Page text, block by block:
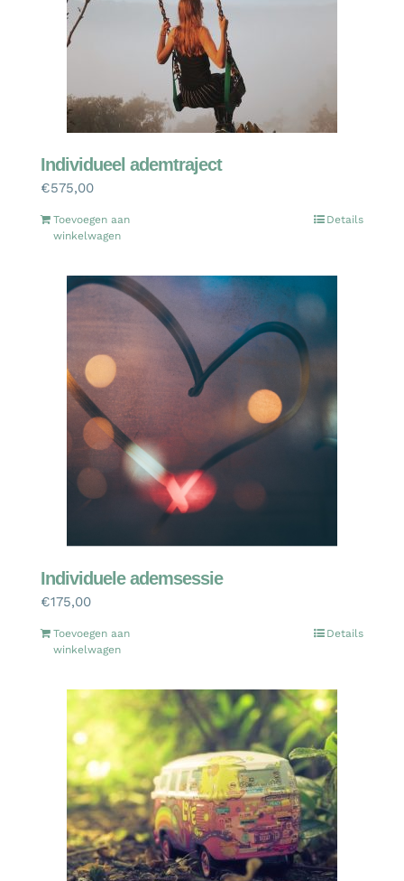
Individueel ademtraject
€575,00
Toevoegen aan
winkelwagen
Details
Individuele ademsessie
€175,00
Toevoegen aan
winkelwagen
Details